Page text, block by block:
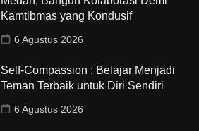
Kamtibmas yang Kondusif
6 Agustus 2026
Self-Compassion : Belajar Menjadi
Teman Terbaik untuk Diri Sendiri
6 Agustus 2026